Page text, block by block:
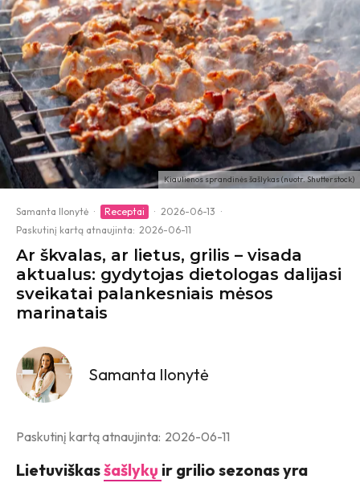
Kiaulienos sprandinės šašlykas (nuotr. Shutterstock)
Samanta Ilonytė · Receptai · 2026-06-13 ·
Paskutinį kartą atnaujinta: 2026-06-11
Ar škvalas, ar lietus, grilis – visada
aktualus: gydytojas dietologas dalijasi
sveikatai palankesniais mėsos
marinatais
Samanta Ilonytė
Paskutinį kartą atnaujinta: 2026-06-11
Lietuviškasšašlykų ir grilio sezonas yra